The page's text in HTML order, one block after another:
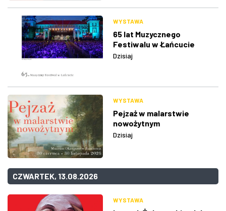
WYSTAWA
65 lat Muzycznego
Festiwalu w Łańcucie
Dzisiaj
WYSTAWA
Pejzaż w malarstwie
nowożytnym
Dzisiaj
CZWARTEK, 13.08.2026
WYSTAWA